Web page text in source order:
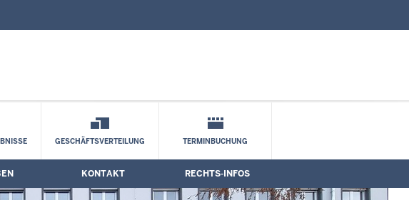
Kontaktformular
GESCHÄFTSVERTEILUNG TERMINBUCHUNG
KONTAKT RECHTS-INFOS